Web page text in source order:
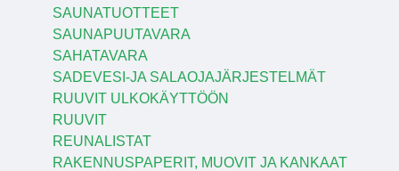
SAUNATUOTTEET
SAUNAPUUTAVARA
SAHATAVARA
SADEVESI-JA SALAOJAJÄRJESTELMÄT
RUUVIT ULKOKÄYTTÖÖN
RUUVIT
REUNALISTAT
RAKENNUSPAPERIT, MUOVIT JA KANKAAT